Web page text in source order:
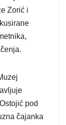
Zorić i
pod
čajanka